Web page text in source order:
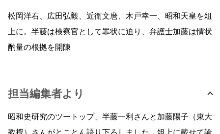
松岡洋右、広田弘毅、近衛文麿、木戸幸一、昭和天皇を俎
上に。半藤は検察官として罪状に迫り、弁護士加藤は情状
酌量の根拠を開陳
担当編集者より
昭和史研究のツートップ、半藤一利さんと加藤陽子（東大